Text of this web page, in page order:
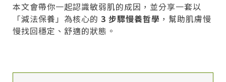
本文會帶你一起認識敏弱肌的成因，並分享一套以
「減法保養」為核心的 3 步驟慢養哲學 ，幫助肌膚慢
慢找回穩定、舒適的狀態。